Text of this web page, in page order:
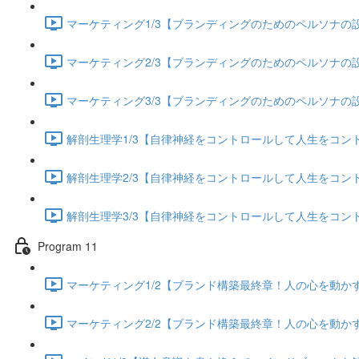
マーケティング1/3【ブランディングのためのペルソナ
マーケティング2/3【ブランディングのためのペルソナ
マーケティング3/3【ブランディングのためのペルソナ
解剖生理学1/3【自律神経をコントロールして人生をコン
解剖生理学2/3【自律神経をコントロールして人生をコン
解剖生理学3/3【自律神経をコントロールして人生をコン
Program 11
マーケティング1/2【ブランド構築最終章！人の心を動
マーケティング2/2【ブランド構築最終章！人の心を動